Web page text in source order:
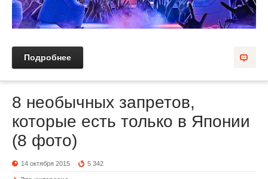
Подробнее
8 необычных запретов,
которые есть только в Японии
(8 фото)
14 октября 2015 5 342